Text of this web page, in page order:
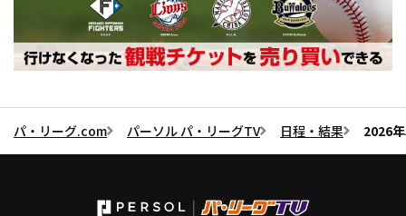
パ・リーグ.com パーソル パ・リーグTV 日程・結果 2026